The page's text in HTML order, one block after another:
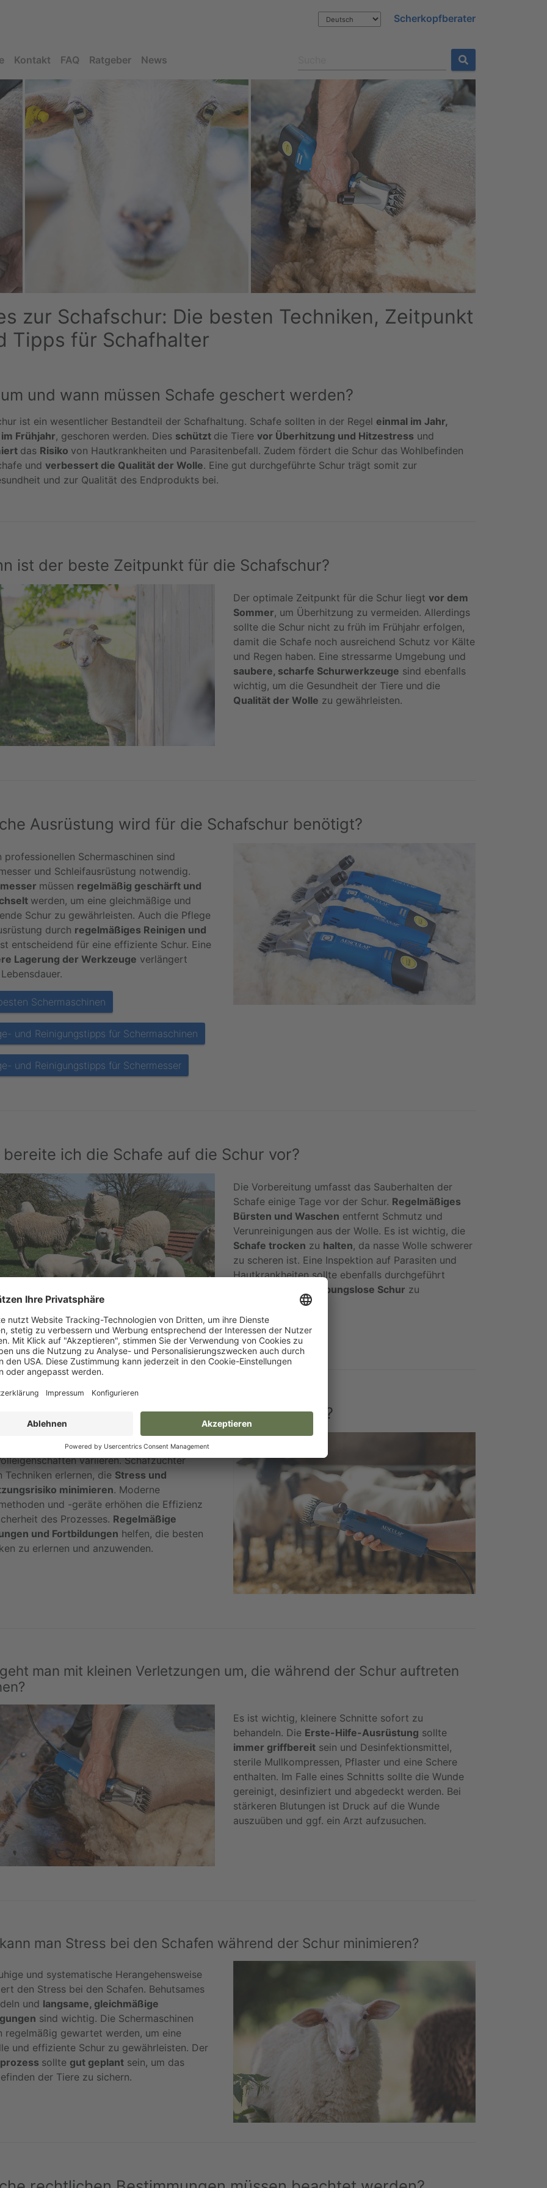
Scherkopfberater
Kontakt FAQ Ratgeber News
zur Schafschur: Die besten Techniken, Zeitpunkt
Tipps für Schafhalter
und wann müssen Schafe geschert werden?
ist ein wesentlicher Bestandteil der Schafhaltung. Schafe sollten in der Regel einmal im Jahr,
Frühjahr, geschoren werden. Dies schützt die Tiere vor Überhitzung und Hitzestress und
das Risiko von Hautkrankheiten und Parasitenbefall. Zudem fördert die Schur das Wohlbefinden
und verbessert die Qualität der Wolle. Eine gut durchgeführte Schur trägt somit zur
und zur Qualität des Endprodukts bei.
ist der beste Zeitpunkt für die Schafschur?
Der optimale Zeitpunkt für die Schur liegt vor dem
Sommer, um Überhitzung zu vermeiden. Allerdings
sollte die Schur nicht zu früh im Frühjahr erfolgen,
damit die Schafe noch ausreichend Schutz vor Kälte
und Regen haben. Eine stressarme Umgebung und
saubere, scharfe Schurwerkzeuge sind ebenfalls
wichtig, um die Gesundheit der Tiere und die
Qualität der Wolle zu gewährleisten.
Ausrüstung wird für die Schafschur benötigt?
professionellen Schermaschinen sind
und Schleifausrüstung notwendig.
müssen regelmäßig geschärft und
werden, um eine gleichmäßige und
Schur zu gewährleisten. Auch die Pflege
durch regelmäßiges Reinigen und
entscheidend für eine effiziente Schur. Eine
Lagerung der Werkzeuge verlängert
Schermaschinen
und Reinigungstipps für Schermaschinen
und Reinigungstipps für Schermesser
bereite ich die Schafe auf die Schur vor?
Die Vorbereitung umfasst das Sauberhalten der
Schafe einige Tage vor der Schur. Regelmäßiges
Bürsten und Waschen entfernt Schmutz und
Verunreinigungen aus der Wolle. Es ist wichtig, die
Schafe trocken zu halten, da nasse Wolle schwerer
zu scheren ist. Eine Inspektion auf Parasiten und
Hautkrankheiten sollte ebenfalls durchgeführt
reibungslose Schur zu
Techniken gibt es für die effektive Schur?
Schurtechniken können je nach Rasse
variieren. Schafzüchter
Techniken erlernen, die Stress und
minimieren. Moderne
und -geräte erhöhen die Effizienz
des Prozesses. Regelmäßige
und Fortbildungen helfen, die besten
zu erlernen und anzuwenden.
man mit kleinen Verletzungen um, die während der Schur auftreten
Es ist wichtig, kleinere Schnitte sofort zu
behandeln. Die Erste-Hilfe-Ausrüstung sollte
immer griffbereitsein und Desinfektionsmittel,
sterile Mullkompressen, Pflaster und eine Schere
enthalten. Im Falle eines Schnitts sollte die Wunde
gereinigt, desinfiziert und abgedeckt werden. Bei
stärkeren Blutungen ist Druck auf die Wunde
auszuüben und ggf. ein Arzt aufzusuchen.
man Stress bei den Schafen während der Schur minimieren?
und systematische Herangehensweise
den Stress bei den Schafen. Behutsames
und langsame, gleichmäßige
sind wichtig. Die Schermaschinen
regelmäßig gewartet werden, um eine
und effiziente Schur zu gewährleisten. Der
sollte gut geplant sein, um das
der Tiere zu sichern.